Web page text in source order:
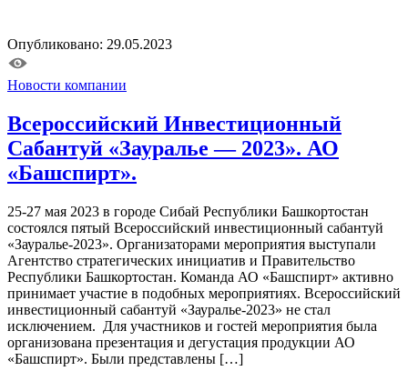
Опубликовано: 29.05.2023
Новости компании
Всероссийский Инвестиционный
Сабантуй «Зауралье — 2023». АО
«Башспирт».
25-27 мая 2023 в городе Сибай Республики Башкортостан
состоялся пятый Всероссийский инвестиционный сабантуй
«Зауралье-2023». Организаторами мероприятия выступали
Агентство стратегических инициатив и Правительство
Республики Башкортостан. Команда АО «Башспирт» активно
принимает участие в подобных мероприятиях. Всероссийский
инвестиционный сабантуй «Зауралье-2023» не стал
исключением. Для участников и гостей мероприятия была
организована презентация и дегустация продукции АО
«Башспирт». Были представлены […]